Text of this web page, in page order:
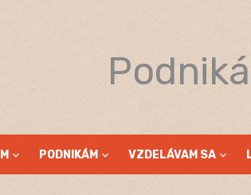
PODNIKÁM VZDELÁVAM SA